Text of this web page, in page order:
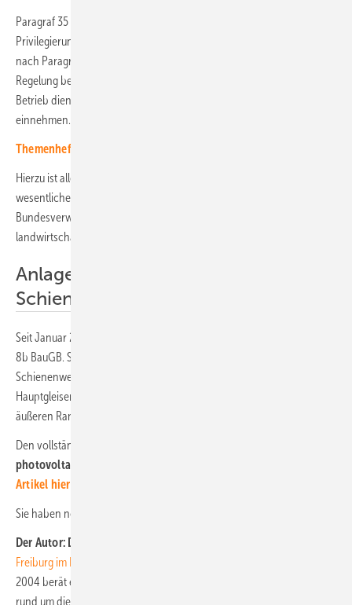
Paragraf 35 BauGB unterscheidet neun Tatbestände der
Privilegierung. Seit langem wird diskutiert, ob Solaranlagen bereits
nach Paragraf 35 Abs. 1 Nr. 1 BauGB privilegiert sein können. Diese
Regelung betrifft Anlagen, die einem land- oder forstwirtschaftlichen
Betrieb dienen und nur einen untergeordneten Teil der Betriebsfläche
einnehmen.
Themenheft über Solarparks erschienen
Hierzu ist allerdings erforderlich, dass die Photovoltaikanlage den
wesentlichen Teil des Stroms – in einem Urteil des
Bundesverwaltungsgerichts ist von zwei Dritteln die Rede – dem
landwirtschaftlichen Betrieb zur Verfügung stellt.
Anlagen an Straßen und
Schienenwegen
Seit Januar 2023 gibt es die Privilegierung nach Paragraf 35 Abs. 1 Nr.
8b BauGB. Sie betrifft Photovoltaikanlagen längs zu Autobahnen oder
Schienenwegen des übergeordneten Netzes mit mindestens zwei
Hauptgleisen. Der Abstand darf höchstens 200 Meter gemessen vom
äußeren Rand der Fahrbahn sein. (gekürzt, HS)
Den vollständigen Praxisreport lesen Sie in der Aprilausgabe der
photovoltaik
Artikel hier für Sie freigestellt.
Sie haben noch kein Abo?
Der Autor: Dr. Thomas Binder
Freiburg im Breisgau
2004 berät er seine Klienten deutschlandweit zu allen Rechtsfragen
rund um die Photovoltaik. Er kennt die technischen und